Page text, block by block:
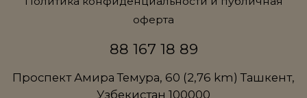
оферта
88 167 18 89
Проспект Амира Темура, 60 (2,76 km) Ташкент,
Узбекистан 100000